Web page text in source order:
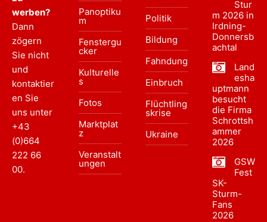
werben?
Dann
zögern
Sie nicht
und
kontaktier
en Sie
uns unter
+43
(0)664
222 66
00.
Panoptiku
m
Fenstergu
cker
Kulturelle
s
Fotos
Marktplat
z
Veranstalt
ungen
Politik
Bildung
Fahndung
Einbruch
Flüchtling
skrise
Ukraine
Stur
m 2026 in
Irdning-
Donnersb
achtal
Land
esha
uptmann
besucht
die Firma
Schrottsh
ammer
2026
GSW
Fest
SK-
Sturm-
Fans
2026